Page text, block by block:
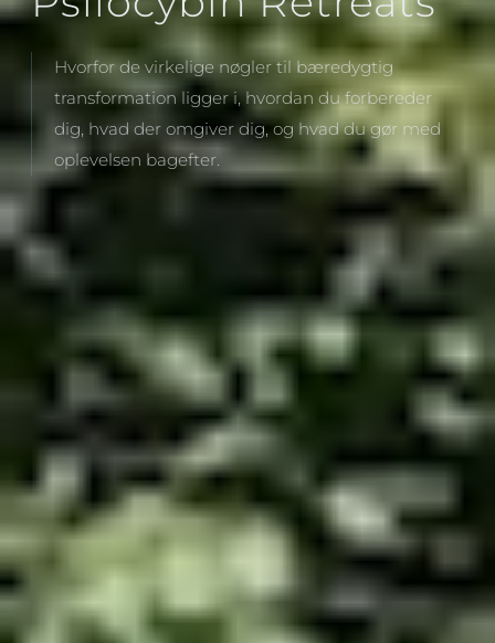
Hvorfor de virkelige nøgler til bæredygtig
transformation ligger i, hvordan du forbereder
dig, hvad der omgiver dig, og hvad du gør med
oplevelsen bagefter.